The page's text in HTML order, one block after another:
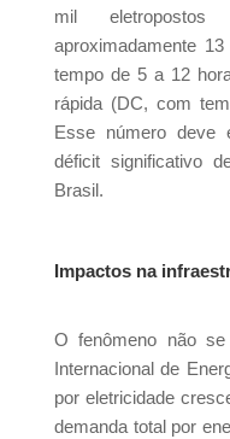
mil eletropostos
aproximadamente
tempo de 5 a 12
rápida (DC, com
Esse número deve
déficit significativo
Brasil.
Impactos na
O fenômeno não
Internacional de
por eletricidade
demanda total por